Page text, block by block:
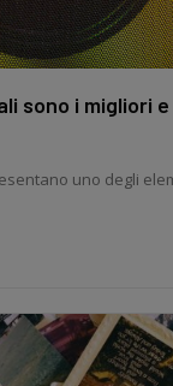
sono i migliori
uno degli